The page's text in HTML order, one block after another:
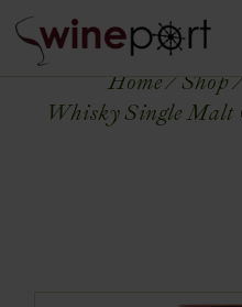
Home Shop
Whisky Single Malt